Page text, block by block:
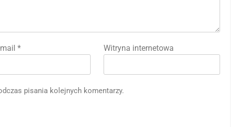
* Witryna internetowa
pisania kolejnych komentarzy.